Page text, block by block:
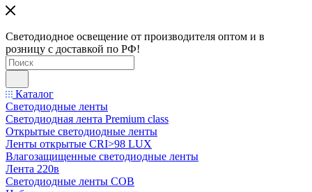
Светодиодное освещение от производителя оптом и в
розницу с доставкой по РФ!
Каталог
Светодиодные ленты
Светодиодная лента Premium class
Открытые светодиодные ленты
Ленты открытые CRI>98 LUX
Влагозащищенные светодиодные ленты
Лента 220в
Светодиодные ленты COB